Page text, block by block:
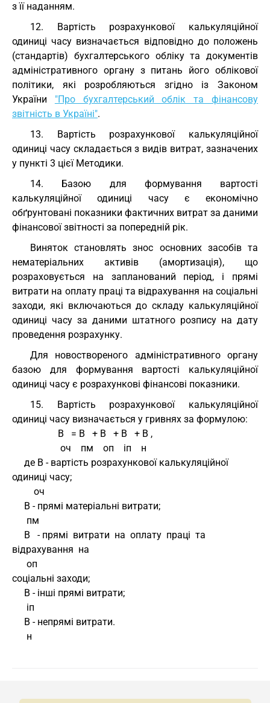
з її наданням.
12. Вартість розрахункової калькуляційної
одиниці часу визначається відповідно до положень
(стандартів) бухгалтерського обліку та документів
адміністративного органу з питань його облікової
політики, які розробляються згідно із Законом
України "Про бухгалтерський облік та фінансову
звітність в Україні".
13. Вартість розрахункової калькуляційної
одиниці часу складається з видів витрат, зазначених
у пункті 3 цієї Методики.
14. Базою для формування вартості
калькуляційної одиниці часу є економічно
обґрунтовані показники фактичних витрат за даними
фінансової звітності за попередній рік.
Виняток становлять знос основних засобів та
нематеріальних активів (амортизація), що
розраховується на запланований період, і прямі
витрати на оплату праці та відрахування на соціальні
заходи, які включаються до складу калькуляційної
одиниці часу за даними штатного розпису на дату
проведення розрахунку.
Для новоствореного адміністративного органу
базою для формування вартості калькуляційної
одиниці часу є розрахункові фінансові показники.
15. Вартість розрахункової калькуляційної
одиниці часу визначається у гривнях за формулою:
                   В   = В   + В   + В   + В ,
                    оч    пм    оп    іп    н
одиниці часу;
         оч
     В - прямі матеріальні витрати;
      пм
відрахування  на
      оп
соціальні заходи;
     В - інші прямі витрати;
      іп
     В - непрямі витрати.
      н